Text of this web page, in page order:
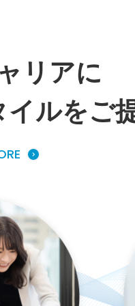
リアに
ルをご